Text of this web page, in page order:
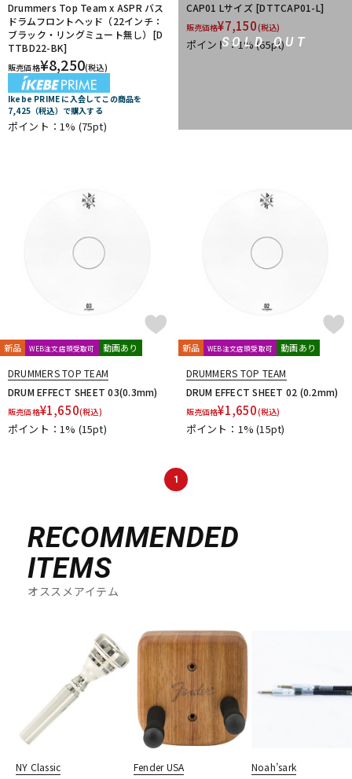
Drummers Top Team x ASPR バス
ドラムフロントヘッド（22インチ：
ブラック・リングミュート無し）[D
TTBD22-BK]
販売価格¥8,250(税込)
Ikebe PRIME に入会してこの商品を
7,425（税込）で購入する
ポイント：1% (75pt)
SOLD OUT
CAP01 Lサイズ [DTTCAP01-L]
販売価格¥7,150(税込)
ポイント：1%(65pt)
新品 WEB注文店頭受取可 動画あり
DRUMMERS TOP TEAM
DRUM EFFECT SHEET 03(0.3mm)
販売価格¥1,650(税込)
ポイント：1% (15pt)
新品 WEB注文店頭受取可 動画あり
DRUMMERS TOP TEAM
DRUM EFFECT SHEET 02 (0.2mm)
販売価格¥1,650(税込)
ポイント：1%(15pt)
1
RECOMMENDED
ITEMS
オススメアイテム
NY Classic Fender USA Noah’sark